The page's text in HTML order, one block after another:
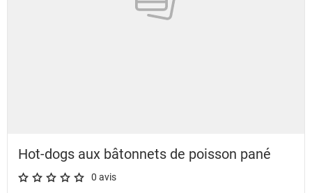
Hot-dogs aux bâtonnets de poisson pané
A star rating of 0 out of 5.
0 avis